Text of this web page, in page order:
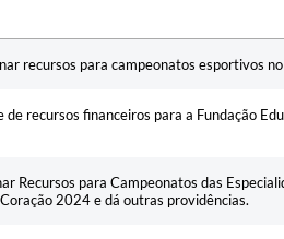
recursos para campeonatos esportivos
recursos financeiros para a Fundação
Recursos para Campeonatos das
2024 e dá outras providências.